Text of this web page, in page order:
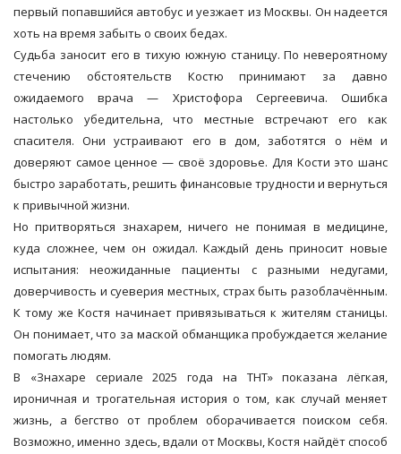
первый попавшийся автобус и уезжает из Москвы. Он надеется
хоть на время забыть о своих бедах.
Судьба заносит его в тихую южную станицу. По невероятному
стечению обстоятельств Костю принимают за давно
ожидаемого врача — Христофора Сергеевича. Ошибка
настолько убедительна, что местные встречают его как
спасителя. Они устраивают его в дом, заботятся о нём и
доверяют самое ценное — своё здоровье. Для Кости это шанс
быстро заработать, решить финансовые трудности и вернуться
к привычной жизни.
Но притворяться знахарем, ничего не понимая в медицине,
куда сложнее, чем он ожидал. Каждый день приносит новые
испытания: неожиданные пациенты с разными недугами,
доверчивость и суеверия местных, страх быть разоблачённым.
К тому же Костя начинает привязываться к жителям станицы.
Он понимает, что за маской обманщика пробуждается желание
помогать людям.
В «Знахаре сериале 2025 года на ТНТ» показана лёгкая,
ироничная и трогательная история о том, как случай меняет
жизнь, а бегство от проблем оборачивается поиском себя.
Возможно, именно здесь, вдали от Москвы, Костя найдёт способ